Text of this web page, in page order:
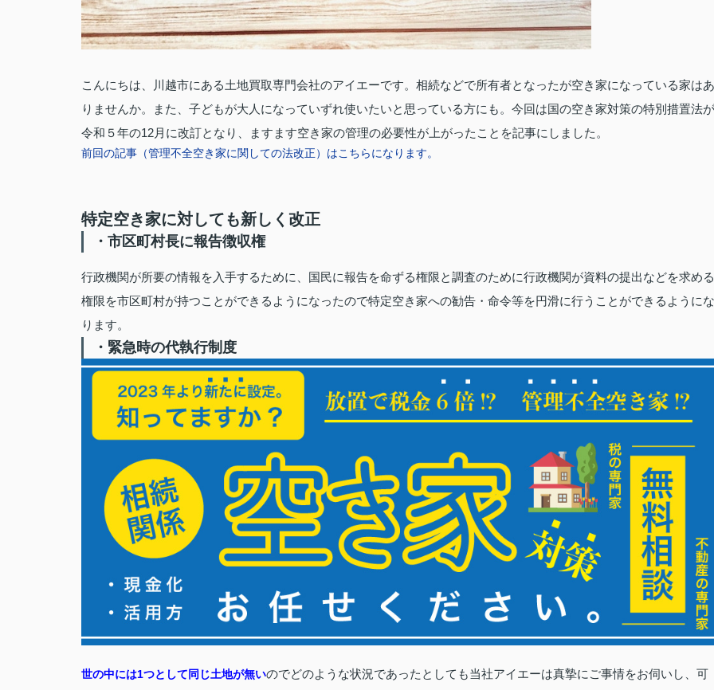
こんにちは、川越市にある土地買取専門会社のアイエーです。相続などで所有者となったが空き家になっている家はあ
りませんか。また、子どもが大人になっていずれ使いたいと思っている方にも。今回は国の空き家対策の特別措置法が
令和５年の12月に改訂となり、ますます空き家の管理の必要性が上がったことを記事にしました。
前回の記事（管理不全空き家に関しての法改正）はこちらになります。
特定空き家に対しても新しく改正
・市区町村長に報告徴収権
行政機関が所要の情報を入手するために、国民に報告を命ずる権限と調査のために行政機関が資料の提出などを求める
権限を市区町村が持つことができるようになったので特定空き家への勧告・命令等を円滑に行うことができるようにな
ります。
・緊急時の代執行制度
世の中には1つとして同じ土地が無いのでどのような状況であったとしても当社アイエーは真摯にご事情をお伺いし、可